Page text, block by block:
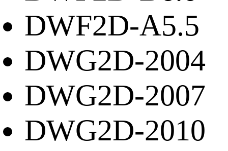
DWF2D-A5.5
DWG2D-2004
DWG2D-2007
DWG2D-2010